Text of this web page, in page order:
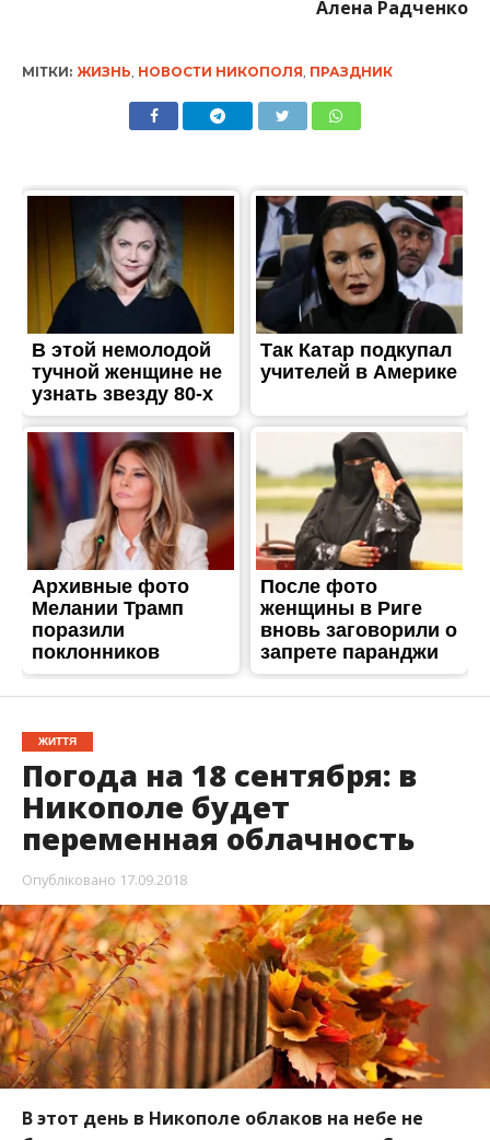
Алена Радченко
МІТКИ: ЖИЗНЬ НОВОСТИ НИКОПОЛЯ ПРАЗДНИК
ЖИТТЯ
Погода на 18 сентября: в
Никополе будет
переменная облачность
Опубліковано 17.09.2018
В этот день в Никополе облаков на небе не